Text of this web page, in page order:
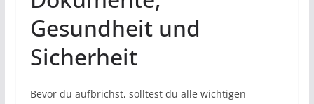
Gesundheit und
Sicherheit
Bevor du aufbrichst, solltest du alle wichtigen